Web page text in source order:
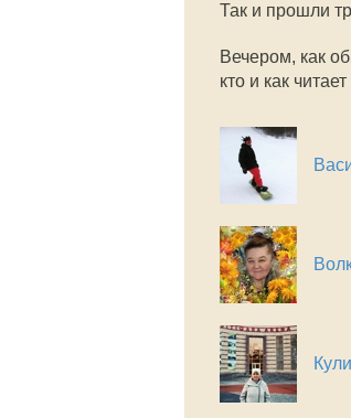
Так и прошли
Вечером, как
кто и как